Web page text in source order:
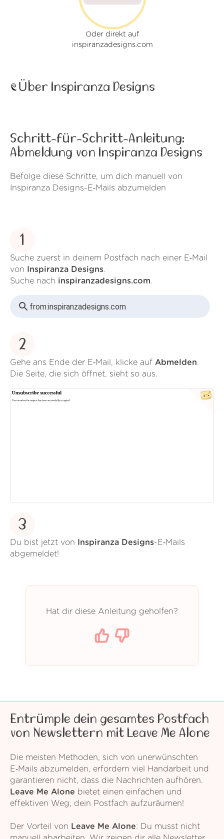
Oder direkt auf
inspiranzadesigns.com
Über Inspiranza Designs
Schritt-für-Schritt-Anleitung:
Abmeldung von Inspiranza Designs
Befolge diese Schritte, um dich manuell von
Inspiranza Designs-E‑Mails abzumelden
1
Suche zuerst in deinem Postfach nach einer E‑Mail
von Inspiranza Designs.
Suche nach inspiranzadesigns.com.
from:inspiranzadesigns.com
2
Gehe ans Ende der E‑Mail, klicke auf Abmelden.
Die Seite, die sich öffnet, sieht so aus.
3
Du bist jetzt von Inspiranza Designs-E‑Mails
abgemeldet!
Hat dir diese Anleitung geholfen?
Entrümple dein gesamtes Postfach
von Newslettern mit Leave Me Alone
Die meisten Methoden, sich von unerwünschten
E‑Mails abzumelden, erfordern viel Handarbeit und
garantieren nicht, dass die Nachrichten aufhören.
Leave Me Alone bietet einen einfachen und
effektiven Weg, dein Postfach aufzuräumen!
Der Vorteil von Leave Me Alone: Du musst nicht